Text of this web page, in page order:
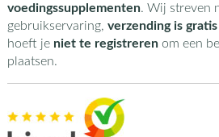
voedingssupplementen. Wij streven
gebruikservaring, verzending is
hoeft je niet te registrerenom een
plaatsen.